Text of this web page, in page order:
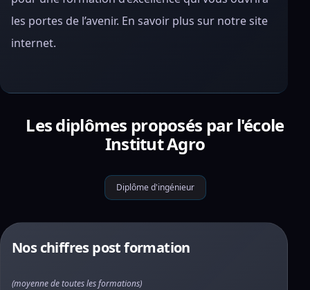
les portes de l’avenir. En savoir plus sur notre site
internet.
Les diplômes proposés par l'école
Institut Agro
Diplôme d'ingénieur
Nos chiffres post formation
(moyenne de toutes les formations)